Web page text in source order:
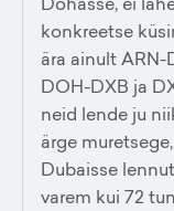
konkreetse
ära ainult
DOH-DXB ja
neid lende ju
ärge
Dubaisse
varem kui 72